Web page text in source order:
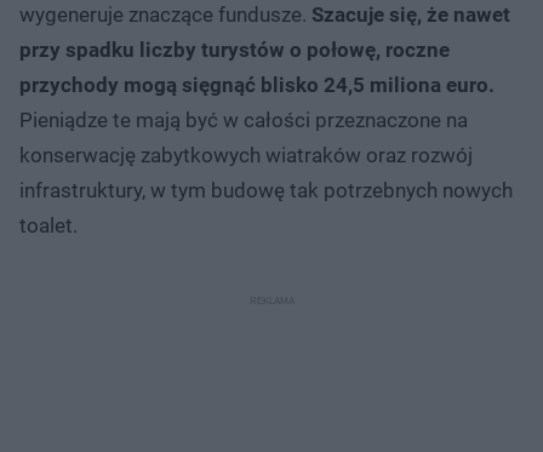
wygeneruje znaczące fundusze. Szacuje się, że nawet
przy spadku liczby turystów o połowę, roczne
przychody mogą sięgnąć blisko 24,5 miliona euro.
Pieniądze te mają być w całości przeznaczone na
konserwację zabytkowych wiatraków oraz rozwój
infrastruktury, w tym budowę tak potrzebnych nowych
toalet.